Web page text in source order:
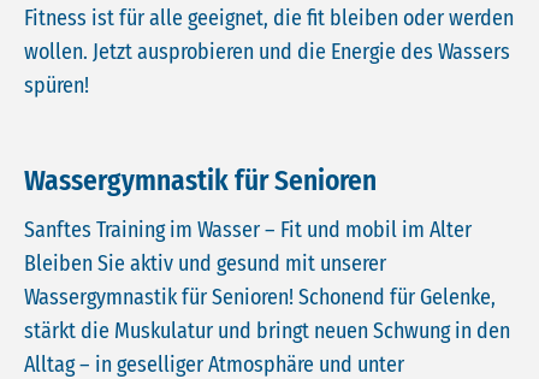
Fitness ist für alle geeignet, die fit bleiben oder werden
wollen. Jetzt ausprobieren und die Energie des Wassers
spüren!
Wassergymnastik für Senioren
Sanftes Training im Wasser – Fit und mobil im Alter
Bleiben Sie aktiv und gesund mit unserer
Wassergymnastik für Senioren! Schonend für Gelenke,
stärkt die Muskulatur und bringt neuen Schwung in den
Alltag – in geselliger Atmosphäre und unter